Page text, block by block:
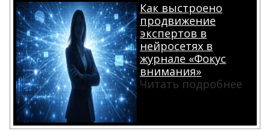
Как выстроено
продвижение
экспертов в
нейросетях в
журнале «Фокус
внимания»
Читать подробнее